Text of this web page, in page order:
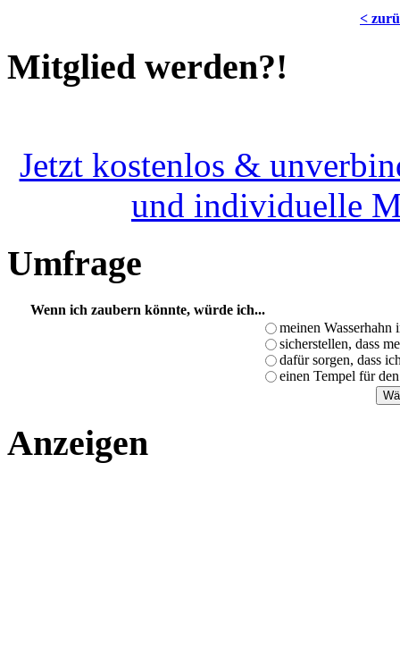
<
Mitglied werden?!
Jetzt kostenlos &
und individuelle
Umfrage
Wenn ich zaubern könnte, würde ich...
meinen
sicherstellen, dass
dafür sorgen, dass
einen Tempel für
Anzeigen